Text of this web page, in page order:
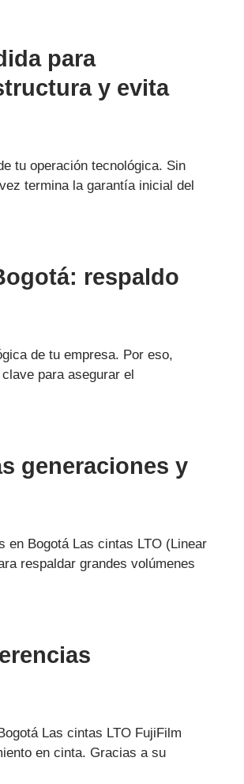
para
y evita
tu operación tecnológica. Sin
termina la garantía inicial del
respaldo
de tu empresa. Por eso,
para asegurar el
generaciones y
en Bogotá Las cintas LTO (Linear
respaldar grandes volúmenes
Las cintas LTO FujiFilm
en cinta. Gracias a su